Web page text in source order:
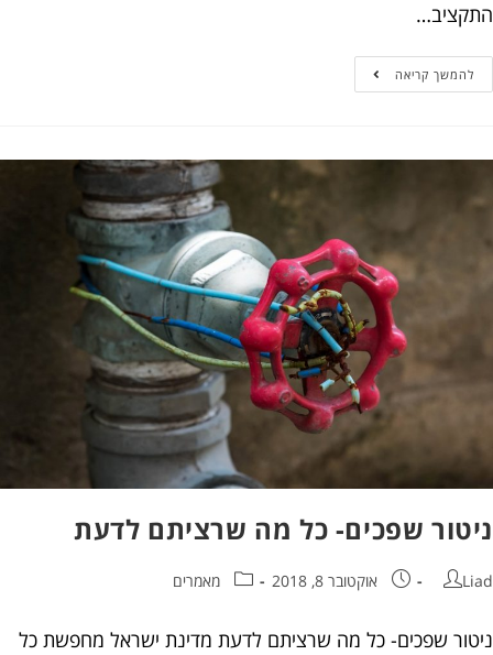
קריאה
שפכים- כל מה שרציתם לדעת
אוקטובר 8, 2018 מאמרים
שפכים- כל מה שרציתם לדעת מדינת ישראל מחפשת כל